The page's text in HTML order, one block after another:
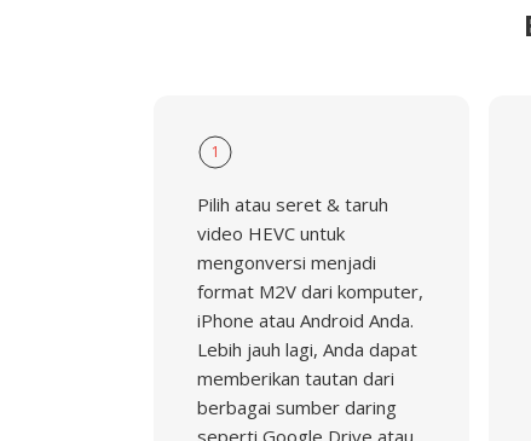
1
Pilih atau seret & taruh
video HEVC untuk
mengonversi menjadi
format M2V dari komputer,
iPhone atau Android Anda.
Lebih jauh lagi, Anda dapat
memberikan tautan dari
berbagai sumber daring
seperti Google Drive atau